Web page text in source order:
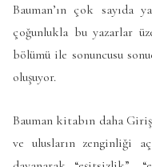
Bauman’ın çok sayıda
çoğunlukla bu yazarlar
bölümü ile sonuncusu
oluşuyor.
Bauman kitabın daha
ve ulusların zenginliği